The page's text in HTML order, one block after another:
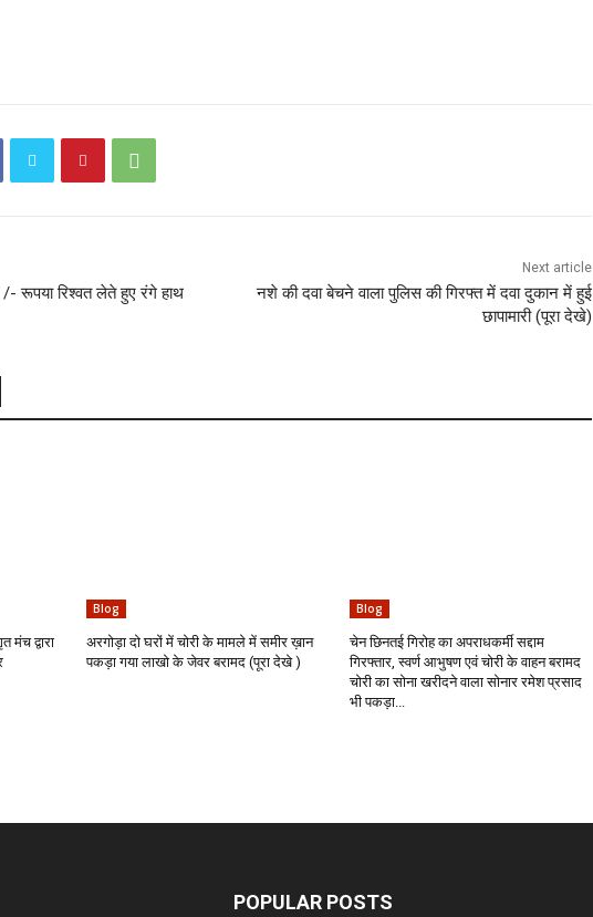
/- रूपया रिश्वत लेते हुए रंगे हाथ
Next article
नशे की दवा बेचने वाला पुलिस की गिरफ्त में दवा दुकान में हुई
छापामारी (पूरा देखे)
मंच द्वारा
Blog
अरगोड़ा दो घरों में चोरी के मामले में समीर ख़ान
पकड़ा गया लाखो के जेवर बरामद (पूरा देखे )
Blog
चेन छिनतई गिरोह का अपराधकर्मी सद्दाम
गिरफ्तार, स्वर्ण आभुषण एवं चोरी के वाहन बरामद
चोरी का सोना खरीदने वाला सोनार रमेश प्रसाद
भी पकड़ा...
POPULAR POSTS